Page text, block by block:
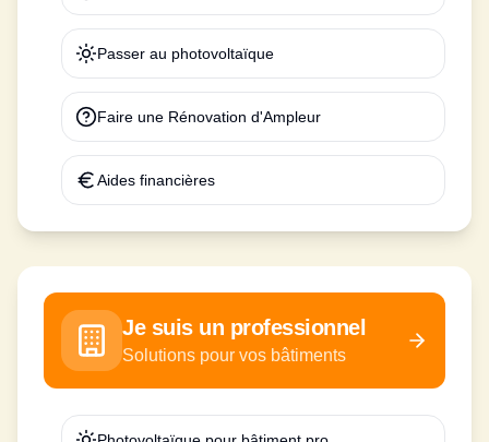
Passer au photovoltaïque
Faire une Rénovation d'Ampleur
Aides financières
Je suis un professionnel
Solutions pour vos bâtiments